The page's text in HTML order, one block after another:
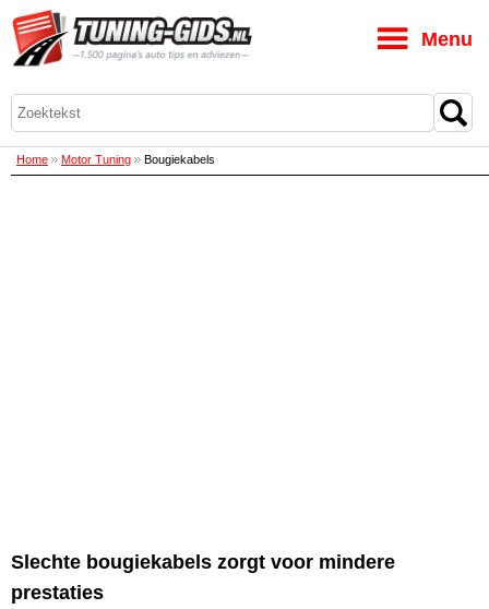
Home Motor Tuning Bougiekabels
Slechte bougiekabels zorgt voor mindere
prestaties